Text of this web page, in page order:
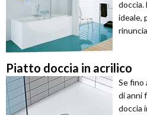
doccia.
ideale,
Piatto doccia in acrilico
Se fino
di anni
doccia